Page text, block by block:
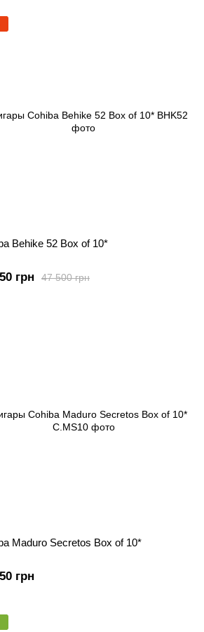
Behike 52 Box of 10*
47 500 грн
грн
Maduro Secretos Box of 10*
грн